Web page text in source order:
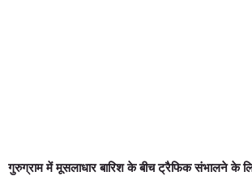
गुरुग्राम में मूसलाधार बारिश के बीच ट्रैफिक संभालने के